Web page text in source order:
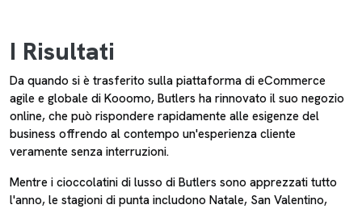
I Risultati
Da quando si è trasferito sulla piattaforma di eCommerce
agile e globale di Kooomo, Butlers ha rinnovato il suo negozio
online, che può rispondere rapidamente alle esigenze del
business offrendo al contempo un'esperienza cliente
veramente senza interruzioni.
Mentre i cioccolatini di lusso di Butlers sono apprezzati tutto
l'anno, le stagioni di punta includono Natale, San Valentino,